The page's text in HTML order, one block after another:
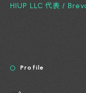
HIUP LLC 代表 /
Profile